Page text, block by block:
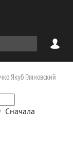
Якуб Гляновский
Сначала